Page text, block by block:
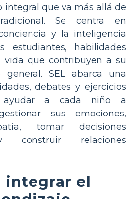
integral que va más allá de
Se centra en
y la inteligencia
estudiantes, habilidades
vida que contribuyen a su
SEL abarca una
debates y ejercicios
ayudar a cada niño a
sus emociones,
tomar decisiones
construir relaciones
integrar el